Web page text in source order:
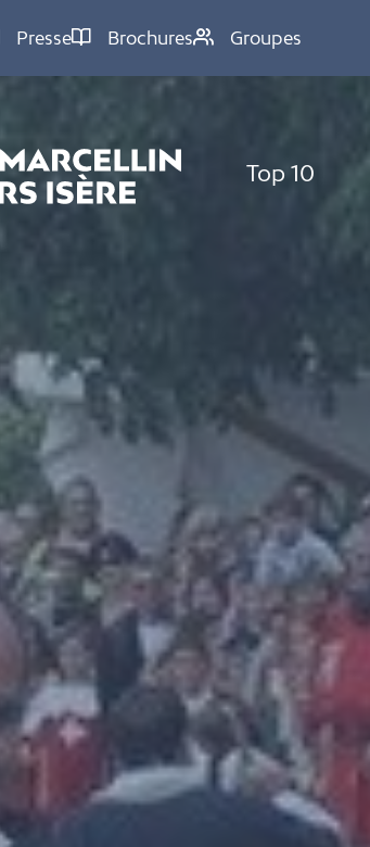
Presse Brochures Groupes
Top 10